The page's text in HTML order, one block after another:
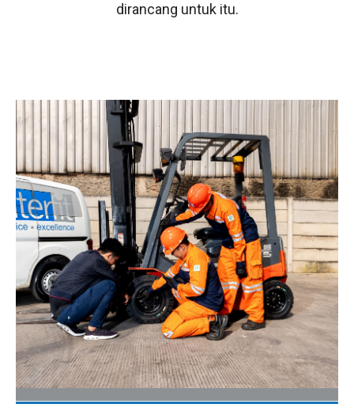
dirancang untuk itu.